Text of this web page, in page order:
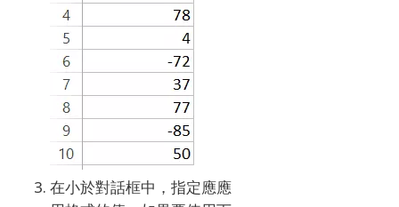
在小於對話框中，指定應應